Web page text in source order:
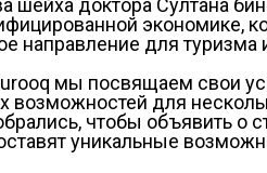
шейха доктора Султана
экономике,
направление для туризма
мы посвящаем свои
возможностей для
чтобы объявить о
уникальные